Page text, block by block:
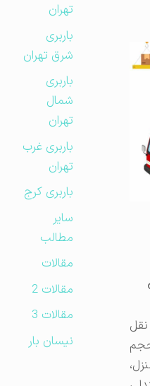
تهران
باربری
شرق تهران
باربری
شمال
تهران
باربری غرب
تهران
باربری کرج
مطالب
مقالات
مقالات 2
مقالات 3
نیسان بار